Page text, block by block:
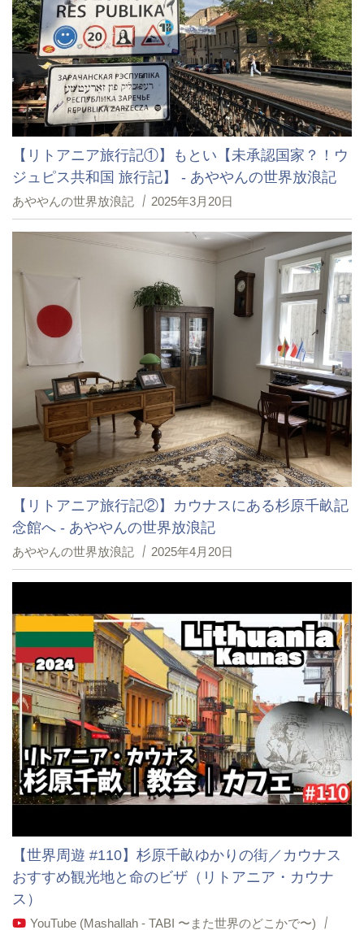
【リトアニア旅行記①】もとい【未承認国家？！ウ
ジュピス共和国 旅行記】 - あややんの世界放浪記
あややんの世界放浪記 2025年3月20日
【リトアニア旅行記②】カウナスにある杉原千畝記
念館へ - あややんの世界放浪記
あややんの世界放浪記 2025年4月20日
【世界周遊 #110】杉原千畝ゆかりの街／カウナス
おすすめ観光地と命のビザ（リトアニア・カウナ
ス）
YouTube (Mashallah - TABI 〜また世界のどこかで〜)